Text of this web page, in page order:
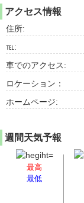
アクセス情報
住所:
℡:
車でのアクセス:
ロケーション：
ホームページ:
週間天気予報
最高
最低